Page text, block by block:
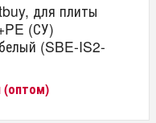
для плиты
(СУ)
(SBE-IS2-
(оптом)